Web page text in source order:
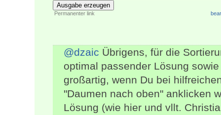
Ausgabe erzeugen
Permanenter link
@dzaic Übrigens, für die
optimal passender Lösung
großartig, wenn Du bei
"Daumen nach oben" anklicken
Lösung (wie hier und vllt.